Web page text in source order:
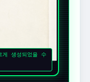
생성되었을 수